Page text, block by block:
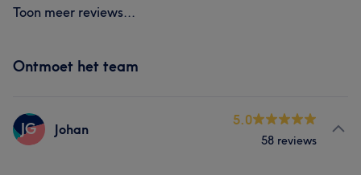
Toon meer reviews...
Ontmoet het team
JG Johan
5.0
58 reviews